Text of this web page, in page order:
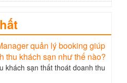
quản lý booking giúp
thu khách sạn như thế nào?
khách sạn thất thoát doanh thu